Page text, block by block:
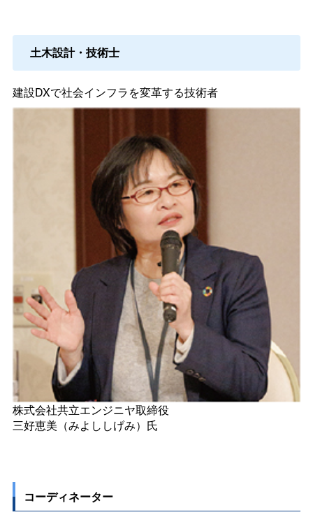
土木設計・技術士
建設DXで社会インフラを変革する技術者
株式会社共立エンジニヤ取締役
三好恵美（みよししげみ）氏
コーディネーター